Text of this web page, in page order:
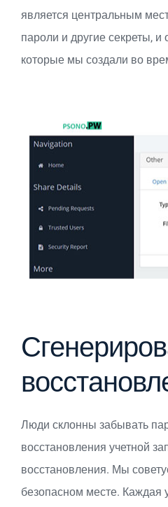
является центральным
пароли и другие секреты,
которые мы создали во
Люди склонны забывать
восстановления учетной
восстановления. Мы
безопасном месте. Каждая